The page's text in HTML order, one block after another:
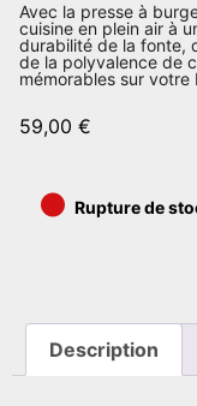
Avec la presse à
cuisine en plein air à
durabilité de la fonte,
de la polyvalence de
mémorables sur votre
59,00 €
• Rupture de
Description